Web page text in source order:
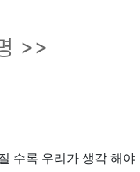
>>
수록 우리가 생각 해야